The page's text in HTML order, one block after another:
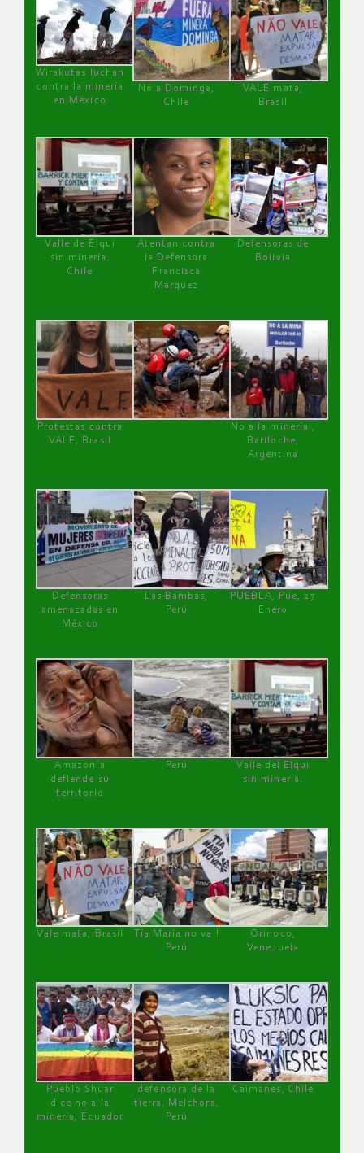
Wirakutas luchan
contra la minería
en México
No a Dominga,
Chile
VALE mata,
Brasil
Valle de Elqui
sin minería.
Chile
Atentan contra
la Defensora
Francisca
Márquez
Defensoras de
Bolivia
Protestas contra
VALE, Brasil
No a la minería ,
Bariloche,
Argentina
Defensoras
amenazadas en
México
Las Bambas,
Perú
PUEBLA, Pue, 27
Enero
Amazonía
defiende su
territorio
Perú
Valle del Elqui
sin minería.
Vale mata, Brasil
Tía María no va !
Perú
Orinoco,
Venezuela
Pueblo Shuar
dice no a la
minería, Ecuador
defensora de la
tierra, Melchora,
Perú
Caimanes, Chile